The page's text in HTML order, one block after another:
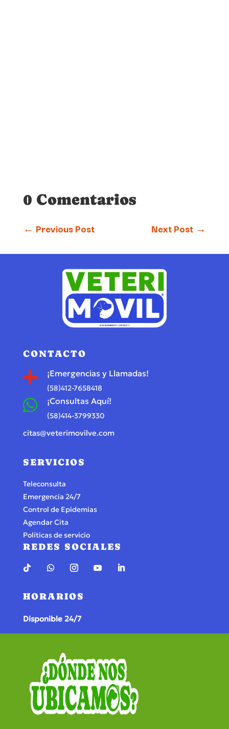
0 Comentarios
← Previous Post Next Post →
CONTACTO
 ¡Emergencias y Llamadas!
(58)412-7658418
 ¡Consultas Aquí!
(58)414-3799330
citas@veterimovilve.com
SERVICIOS
Teleconsulta
Emergencia 24/7
Control de Epidemias
Agendar Cita
Políticas de servicio
REDES SOCIALES
HORARIOS
Disponible 24/7